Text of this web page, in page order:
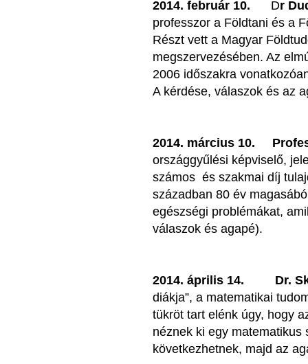
2014. február 10. Dr
professzor a Földtani és a
Részt vett a Magyar
megszervezésében. Az
2006 időszakra
A kérdése, válaszok és az
2014. március 10.
országgyűlési képviselő,
számos és szakmai díj
században 80 év
egészségi problémákat,
válaszok és agapé).
2014. április 14.
Dr.
diákja”, a matematikai
tükröt tart elénk úgy, hogy
néznek ki egy matematikus
következhetnek, majd az